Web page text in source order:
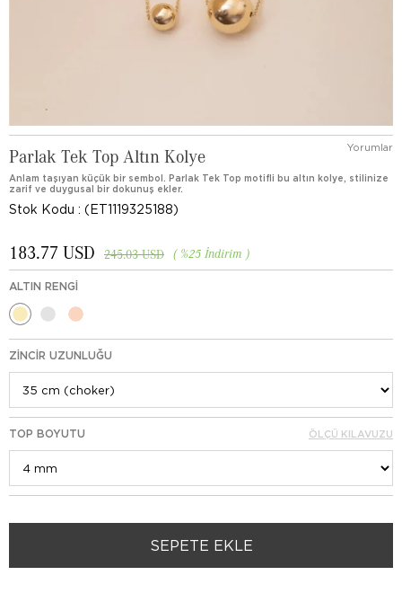
Parlak Tek Top Altın Kolye Yorumlar
Anlam taşıyan küçük bir sembol. Parlak Tek Top motifli bu altın kolye, stilinize
zarif ve duygusal bir dokunuş ekler.
Stok Kodu (ET1119325188)
%25 İndirim
245.03 USD
183.77 USD
ALTIN RENGI
ZINCIR UZUNLUĞU
TOP BOYUTU ÖLÇÜ KILAVUZU